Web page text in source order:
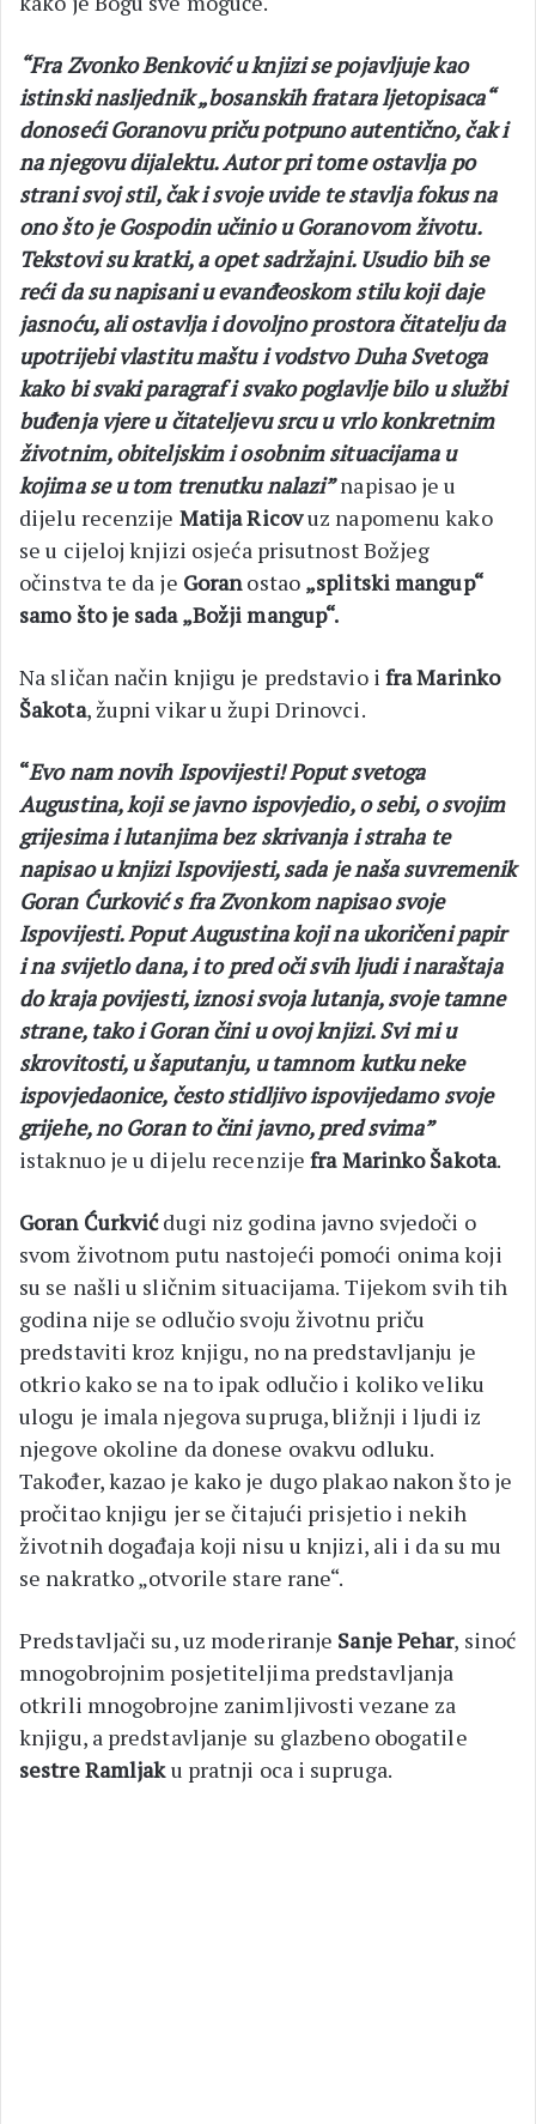
“Fra Zvonko Benković u knjizi se pojavljuje kao
istinski nasljednik „bosanskih fratara ljetopisaca“
donoseći Goranovu priču potpuno autentično, čak i
na njegovu dijalektu. Autor pri tome ostavlja po
strani svoj stil, čak i svoje uvide te stavlja fokus na
ono što je Gospodin učinio u Goranovom životu.
Tekstovi su kratki, a opet sadržajni. Usudio bih se
reći da su napisani u evanđeoskom stilu koji daje
jasnoću, ali ostavlja i dovoljno prostora čitatelju da
upotrijebi vlastitu maštu i vodstvo Duha Svetoga
kako bi svaki paragraf i svako poglavlje bilo u službi
buđenja vjere u čitateljevu srcu u vrlo konkretnim
životnim, obiteljskim i osobnim situacijama u
kojima se u tom trenutku nalazi”napisao je u
dijelu recenzije Matija Ricovuz napomenu kako
se u cijeloj knjizi osjeća prisutnost Božjeg
očinstva te da je Goranostao „splitski mangup“
samo što je sada „Božji mangup“.
Na sličan način knjigu je predstavio i fra Marinko
Šakota, župni vikar u župi Drinovci.
“Evo nam novih Ispovijesti! Poput svetoga
Augustina, koji se javno ispovjedio, o sebi, o svojim
grijesima i lutanjima bez skrivanja i straha te
napisao u knjizi Ispovijesti, sada je naša suvremenik
Goran Ćurković s fra Zvonkom napisao svoje
Ispovijesti. Poput Augustina koji na ukoričeni papir
i na svijetlo dana, i to pred oči svih ljudi i naraštaja
do kraja povijesti, iznosi svoja lutanja, svoje tamne
strane, tako i Goran čini u ovoj knjizi. Svi mi u
skrovitosti, u šaputanju, u tamnom kutku neke
ispovjedaonice, često stidljivo ispovijedamo svoje
grijehe, no Goran to čini javno, pred svima”
istaknuo je u dijelu recenzijefra Marinko Šakota.
Goran Ćurkvićdugi niz godina javno svjedoči o
svom životnom putu nastojeći pomoći onima koji
su se našli u sličnim situacijama. Tijekom svih tih
godina nije se odlučio svoju životnu priču
predstaviti kroz knjigu, no na predstavljanju je
otkrio kako se na to ipak odlučio i koliko veliku
ulogu je imala njegova supruga, bližnji i ljudi iz
njegove okoline da donese ovakvu odluku.
Također, kazao je kako je dugo plakao nakon što je
pročitao knjigu jer se čitajući prisjetio i nekih
životnih događaja koji nisu u knjizi, ali i da su mu
se nakratko „otvorile stare rane“.
Predstavljači su, uz moderiranje Sanje Pehar, sinoć
mnogobrojnim posjetiteljima predstavljanja
otkrili mnogobrojne zanimljivosti vezane za
knjigu, a predstavljanje su glazbeno obogatile
sestre Ramljaku pratnji oca i supruga.